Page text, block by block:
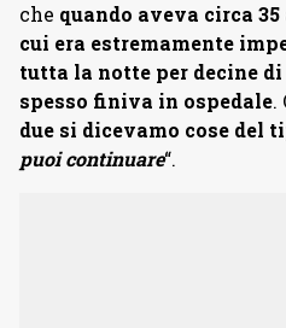
che quando aveva circa
cui era estremamente
tutta la notte per decine
spesso finiva in ospedale.
due si dicevamo cose del
puoi continuare“.